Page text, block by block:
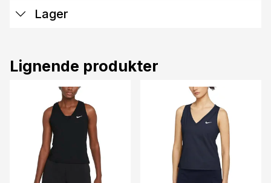
Lager
Lignende produkter